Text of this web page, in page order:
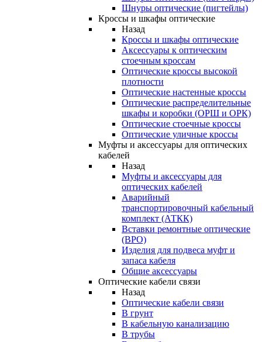
Шнуры оптические (пигтейлы)
Кроссы и шкафы оптические
Назад
Кроссы и шкафы оптические
Аксессуары к оптическим
стоечным кроссам
Оптические кроссы высокой
плотности
Оптические настенные кроссы
Оптические распределительные
шкафы и коробки (ОРШ и ОРК)
Оптические стоечные кроссы
Оптические уличные кроссы
Муфты и аксессуары для оптических
кабелей
Назад
Муфты и аксессуары для
оптических кабелей
Аварийный
транспортировочный кабельный
комплект (АТКК)
Вставки ремонтные оптические
(ВРО)
Изделия для подвеса муфт и
запаса кабеля
Общие аксессуары
Оптические кабели связи
Назад
Оптические кабели связи
В грунт
В кабельную канализацию
В трубы